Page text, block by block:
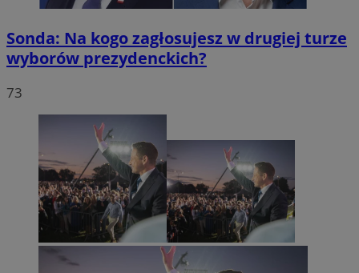
Sonda: Na kogo zagłosujesz w drugiej turze
wyborów prezydenckich?
73